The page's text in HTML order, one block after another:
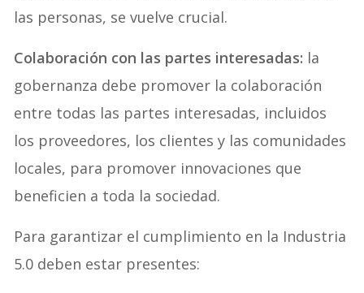
las personas, se vuelve crucial.
Colaboración con las partes interesadas: la
gobernanza debe promover la colaboración
entre todas las partes interesadas, incluidos
los proveedores, los clientes y las comunidades
locales, para promover innovaciones que
beneficien a toda la sociedad.
Para garantizar el cumplimiento en la Industria
5.0 deben estar presentes: